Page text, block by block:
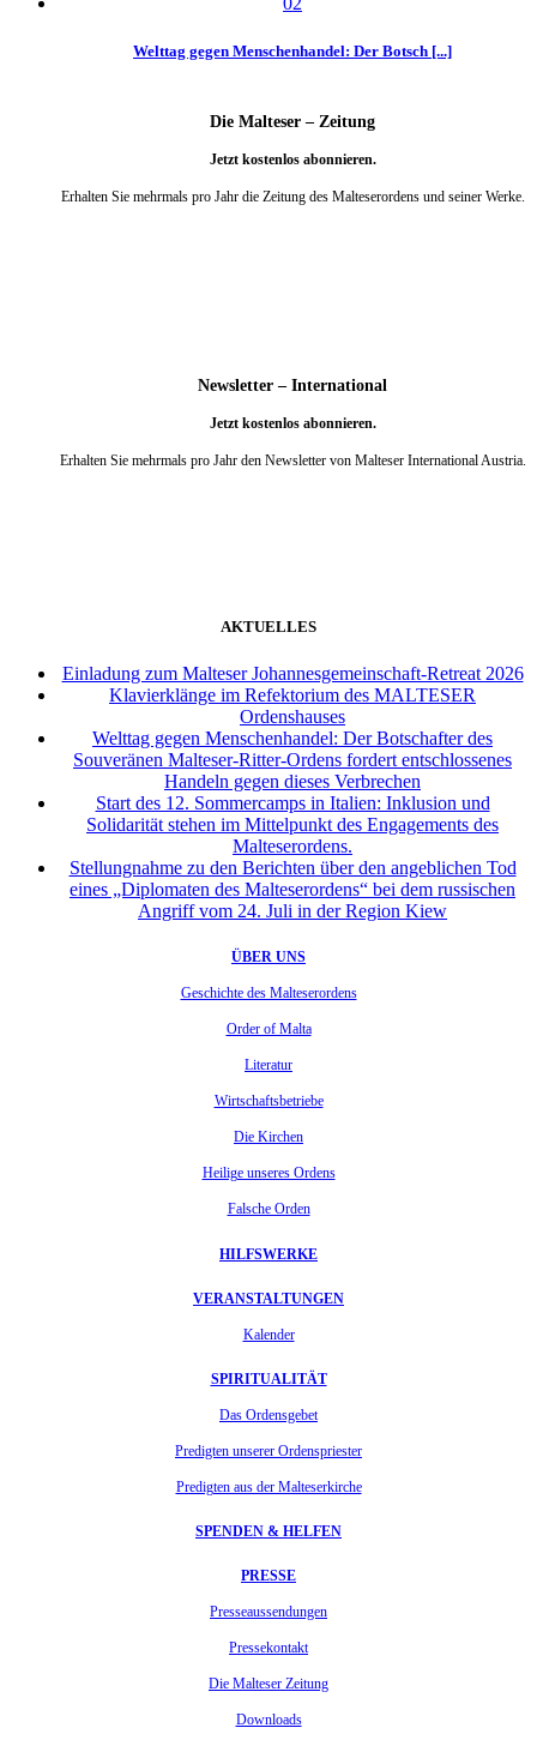
Welttag gegen Menschenhandel: Der Botsch [...]
Die Malteser – Zeitung
Jetzt kostenlos abonnieren.
Erhalten Sie mehrmals pro Jahr die Zeitung des Malteserordens und seiner Werke.
Newsletter – International
Jetzt kostenlos abonnieren.
Erhalten Sie mehrmals pro Jahr den Newsletter von Malteser International Austria.
AKTUELLES
Einladung zum Malteser Johannesgemeinschaft-Retreat 2026
Klavierklänge im Refektorium des MALTESER
Ordenshauses
Welttag gegen Menschenhandel: Der Botschafter des
Souveränen Malteser-Ritter-Ordens fordert entschlossenes
Handeln gegen dieses Verbrechen
Start des 12. Sommercamps in Italien: Inklusion und
Solidarität stehen im Mittelpunkt des Engagements des
Malteserordens.
Stellungnahme zu den Berichten über den angeblichen Tod
eines „Diplomaten des Malteserordens“ bei dem russischen
Angriff vom 24. Juli in der Region Kiew
ÜBER UNS
Geschichte des Malteserordens
Order of Malta
Literatur
Wirtschaftsbetriebe
Die Kirchen
Heilige unseres Ordens
Falsche Orden
HILFSWERKE
VERANSTALTUNGEN
Kalender
SPIRITUALITÄT
Das Ordensgebet
Predigten unserer Ordenspriester
Predigten aus der Malteserkirche
SPENDEN & HELFEN
PRESSE
Presseaussendungen
Pressekontakt
Die Malteser Zeitung
Downloads